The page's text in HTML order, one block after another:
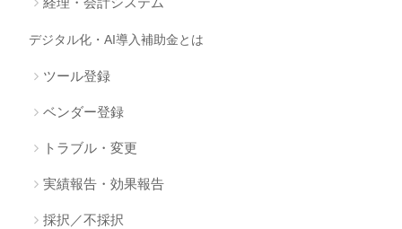
デジタル化・AI導入補助金とは
ツール登録
ベンダー登録
トラブル・変更
実績報告・効果報告
採択／不採択